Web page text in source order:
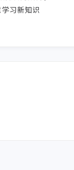
习新知识